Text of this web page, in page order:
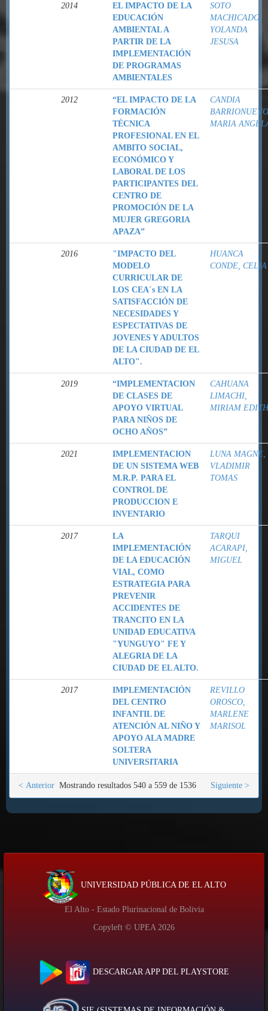
2014
EL IMPACTO DE LA
EDUCACIÓN
AMBIENTAL A
PARTIR DE LA
IMPLEMENTACIÓN
DE PROGRAMAS
AMBIENTALES
SOTO
MACHICADO,
YOLANDA
JESUSA
2012
“EL IMPACTO DE LA
FORMACIÓN
TÉCNICA
PROFESIONAL EN EL
AMBITO SOCIAL,
ECONÓMICO Y
LABORAL DE LOS
PARTICIPANTES DEL
CENTRO DE
PROMOCIÓN DE LA
MUJER GREGORIA
APAZA”
CANDIA
MARIA
2016
"IMPACTO DEL
MODELO
CURRICULAR DE
LOS CEA´s EN LA
SATISFACCIÓN DE
NECESIDADES Y
ESPECTATIVAS DE
JOVENES Y ADULTOS
DE LA CIUDAD DE EL
ALTO".
HUANCA
CONDE, CELIA
2019
“IMPLEMENTACION
DE CLASES DE
APOYO VIRTUAL
PARA NIÑOS DE
OCHO AÑOS”
CAHUANA
LIMACHI,
MIRIAM EDITH
2021
IMPLEMENTACION
DE UN SISTEMA WEB
M.R.P. PARA EL
CONTROL DE
PRODUCCION E
INVENTARIO
LUNA MAGNE,
VLADIMIR
TOMAS
2017
LA
IMPLEMENTACIÓN
DE LA EDUCACIÓN
VIAL, COMO
ESTRATEGIA PARA
PREVENIR
ACCIDENTES DE
TRANCITO EN LA
UNIDAD EDUCATIVA
"YUNGUYO" FE Y
ALEGRIA DE LA
CIUDAD DE EL ALTO.
TARQUI
ACARAPI,
MIGUEL
2017
IMPLEMENTACIÓN
DEL CENTRO
INFANTIL DE
ATENCIÓN AL NIÑO Y
APOYO ALA MADRE
SOLTERA
UNIVERSITARIA
REVILLO
OROSCO,
MARLENE
MARISOL
Mostrando resultados 540 a 559 de 1536
< Anterior Siguiente >
UNIVERSIDAD PÚBLICA DE EL ALTO
El Alto - Estado Plurinacional de Bolivia
Copyleft © UPEA 2026
DESCARGAR APP DEL PLAYSTORE